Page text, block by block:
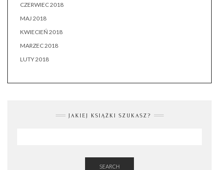
CZERWIEC 2018
MAJ 2018
KWIECIEŃ 2018
MARZEC 2018
LUTY 2018
JAKIEJ KSIĄŻKI SZUKASZ?
SEARCH